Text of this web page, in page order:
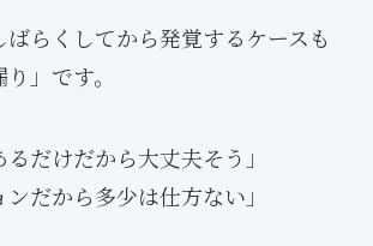
らくしてから発覚するケースも
」です。
るだけだから大丈夫そう」
ンだから多少は仕方ない」